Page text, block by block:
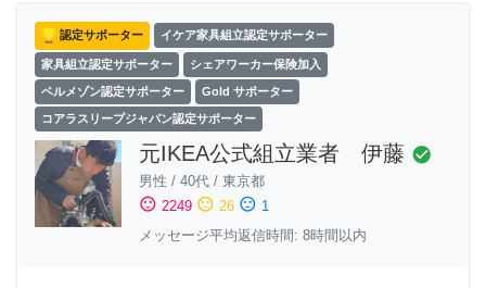
認定サポーター イケア家具組立認定サポーター
家具組立認定サポーター シェアワーカー保険加入
ベルメゾン認定サポーター Gold サポーター
コアラスリープジャパン認定サポーター
元IKEA公式組立業者 伊藤 check_circle
男性 / 40代 / 東京都
sentiment_satisfied 2249 sentiment_neutral 26 sentiment_dissatisfied 1
メッセージ平均返信時間: 8時間以内